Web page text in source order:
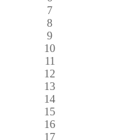
7
8
9
10
11
12
13
14
15
16
17